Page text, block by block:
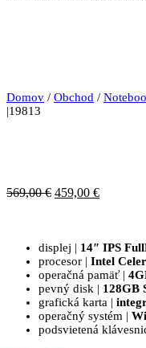
Domov / Obchod /
|19813
569,00€ Pôvodná
459,00 €Aktuálna
displej | 14″ IPS
procesor | Intel
operačná pamäť |
pevný disk | 128GB
grafická karta |
operačný systém |
podsvietená